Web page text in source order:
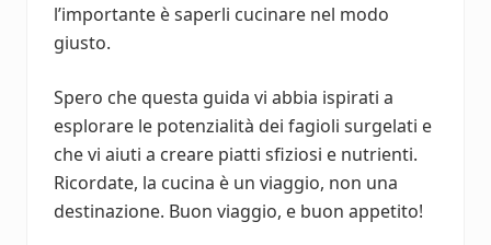
l’importante è saperli cucinare nel modo
giusto.
Spero che questa guida vi abbia ispirati a
esplorare le potenzialità dei fagioli surgelati e
che vi aiuti a creare piatti sfiziosi e nutrienti.
Ricordate, la cucina è un viaggio, non una
destinazione. Buon viaggio, e buon appetito!